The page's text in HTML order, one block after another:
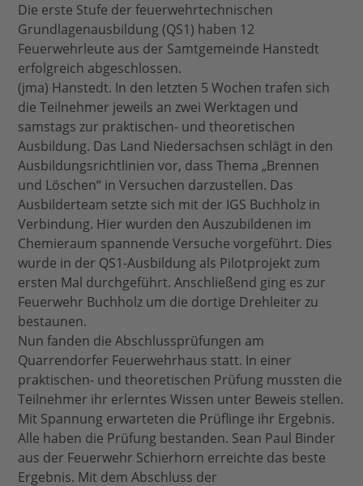
Die erste Stufe der feuerwehrtechnischen
Grundlagenausbildung (QS1) haben 12
Feuerwehrleute aus der Samtgemeinde Hanstedt
erfolgreich abgeschlossen.
(jma) Hanstedt. In den letzten 5 Wochen trafen sich
die Teilnehmer jeweils an zwei Werktagen und
samstags zur praktischen- und theoretischen
Ausbildung. Das Land Niedersachsen schlägt in den
Ausbildungsrichtlinien vor, dass Thema „Brennen
und Löschen“ in Versuchen darzustellen. Das
Ausbilderteam setzte sich mit der IGS Buchholz in
Verbindung. Hier wurden den Auszubildenen im
Chemieraum spannende Versuche vorgeführt. Dies
wurde in der QS1-Ausbildung als Pilotprojekt zum
ersten Mal durchgeführt. Anschließend ging es zur
Feuerwehr Buchholz um die dortige Drehleiter zu
bestaunen.
Nun fanden die Abschlussprüfungen am
Quarrendorfer Feuerwehrhaus statt. In einer
praktischen- und theoretischen Prüfung mussten die
Teilnehmer ihr erlerntes Wissen unter Beweis stellen.
Mit Spannung erwarteten die Prüflinge ihr Ergebnis.
Alle haben die Prüfung bestanden. Sean Paul Binder
aus der Feuerwehr Schierhorn erreichte das beste
Ergebnis. Mit dem Abschluss der